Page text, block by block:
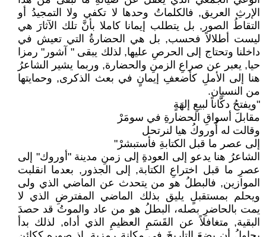
الإرثِ العريق, فالكلماتُ وحدها لا تكفي ولا التمجيدُ أو
التقاطُ الصور, بل يتطلب إيمانا كاملا بأنَّ تلك الآثارَ هي
ليست أطلالاً فحسب, بل هي الحضارةُ التي تعيش في
داخلنا وتحتاج إلى الحرصِ عليها, لذلك يبقى " آشور" رمزا
حيا, يعبر عن صراعِ الزمنِ والحضارة, وربما يشير الشاعرُ
هنا إلى الأملِ كأضعفِ إيمانٍ في بعث الذكرى, وحمايتها
من النسيان.
"ويفتحُ دكَّاناً لبيعِ إلهَةٍ
مقابلَ أسواقِ الحضارةِ في سومَرْ
وقالت له أُوروكُ هيا لنرتحل
إلى عصر ما قبل الكتابةِ فأستبشرْ"
الشاعرُ هنا يدعو إلى العودةِ إلى زمنِ مدينة "أوروك" إلى
عصرِ ما قبل اختراعِ الكتابة, إلى الجذور, بعدما انقلبت
الموازين, فالبطلُ هو من يتحدث عن الماضي الذي ولى
ويحلم بمستقبلٍ يليق بذلك الماضي المفترضِ الذي لا
يمت بالحاضرِ بصله، البطلُ هو من عاد والموتُ قد حصدَ
البقية, متغافلاً عن القَسَمِ العظيمِ الذي أداه, لذلك بدأ